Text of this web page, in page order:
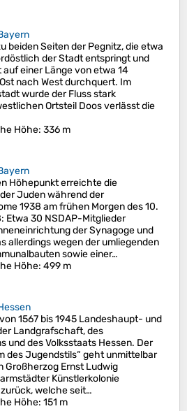
beiden Seiten der Pegnitz, die etwa
der Stadt entspringt und
einer Länge von etwa 14
nach West durchquert. Im
wurde der Fluss stark
Ortsteil Doos verlässt die
Höhe: 336 m
Höhepunkt erreichte die
Juden während der
1938 am frühen Morgen des 10.
Etwa 30 NSDAP-Mitglieder
der Synagoge und
allerdings wegen der umliegenden
sowie einer…
Höhe: 499 m
1567 bis 1945 Landeshaupt- und
Landgrafschaft, des
und des Volksstaats Hessen. Der
des Jugendstils“ geht unmittelbar
Großherzog Ernst Ludwig
Künstlerkolonie
welche seit…
Höhe: 151 m